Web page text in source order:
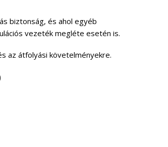
biztonság, és ahol egyéb
vezeték megléte esetén is.
az átfolyási követelményekre.